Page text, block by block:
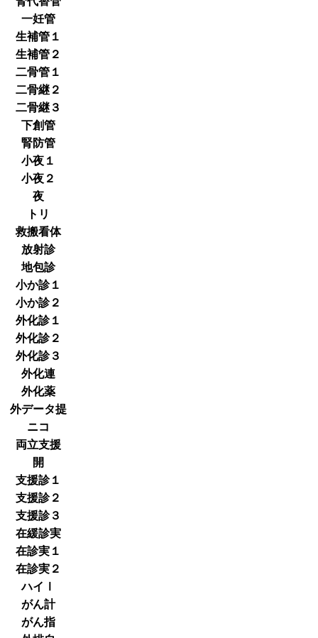
一妊管
生補管１
生補管２
二骨管１
二骨継２
二骨継３
下創管
腎防管
小夜１
小夜２
夜
トリ
救搬看体
放射診
地包診
小か診１
小か診２
外化診１
外化診２
外化診３
外化連
外化薬
外データ提
ニコ
両立支援
開
支援診１
支援診２
支援診３
在緩診実
在診実１
在診実２
ハイⅠ
がん計
がん指